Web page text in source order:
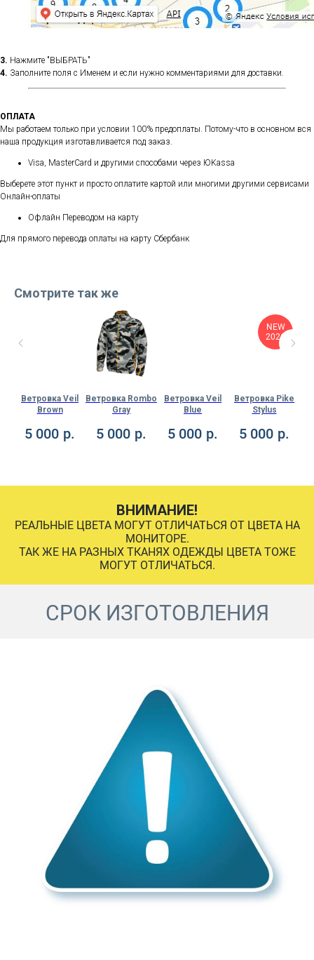
3. Нажмите "ВЫБРАТЬ"
4. Заполните поля с Именем и если нужно комментариями для доставки.
ОПЛАТА
Мы работаем только при условии 100% предоплаты. Потому-что в основном вся
наша продукция изготавливается под заказ.
Visa, MasterCard и другими способами через ЮKassa
Выберете этот пункт и просто оплатите картой или многими другими сервисами
Онлайн-оплаты
Офлайн Переводом на карту
Для прямого перевода оплаты на карту Сбербанк
Смотрите так же
Ветровка Veil
Brown
5 000 р.
Ветровка Rombo
Gray
5 000 р.
Ветровка Veil
Blue
5 000 р.
NEW
2026
Ветровка Pike
Stylus
5 000 р.
ВНИМАНИЕ!
РЕАЛЬНЫЕ ЦВЕТА МОГУТ ОТЛИЧАТЬСЯ ОТ ЦВЕТА НА
МОНИТОРЕ.
ТАК ЖЕ НА РАЗНЫХ ТКАНЯХ ОДЕЖДЫ ЦВЕТА ТОЖЕ
МОГУТ ОТЛИЧАТЬСЯ.
СРОК ИЗГОТОВЛЕНИЯ